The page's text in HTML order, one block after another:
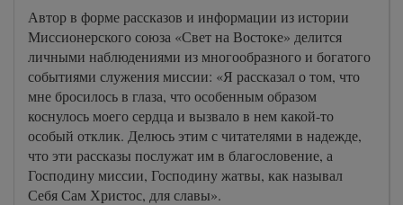
Автор в форме рассказов и информации из истории
Миссионерского союза «Свет на Востоке» делится
личными наблюдениями из многообразного и богатого
событиями служения миссии: «Я рассказал о том, что
мне бросилось в глаза, что особенным образом
коснулось моего сердца и вызвало в нем какой-то
особый отклик. Делюсь этим с читателями в надежде,
что эти рассказы послужат им в благословение, а
Господину миссии, Господину жатвы, как называл
Себя Сам Христос, для славы».